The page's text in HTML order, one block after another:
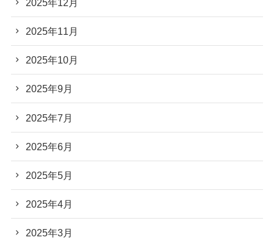
2025年12月
2025年11月
2025年10月
2025年9月
2025年7月
2025年6月
2025年5月
2025年4月
2025年3月